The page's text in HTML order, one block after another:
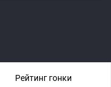
Рейтинг гонки